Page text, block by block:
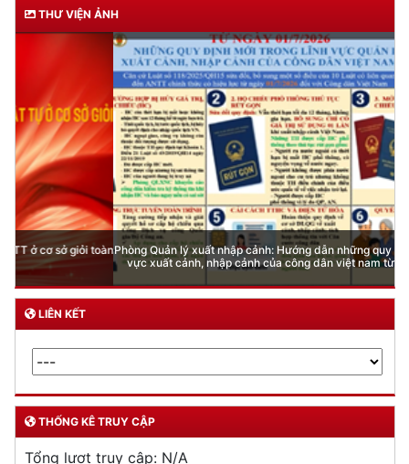
THƯ VIỆN ẢNH
Phòng Quản lý xuất nhập cảnh: Hướng dẫn những quy định mới trong lĩnh
vực xuất cảnh, nhập cảnh của công dân việt nam từ ngày 01/7/2026
LIÊN KẾT
THỐNG KÊ TRUY CẬP
Tổng lượt truy cập: N/A